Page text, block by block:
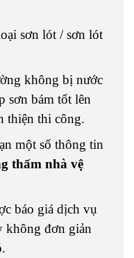
sơn lót / sơn lót
không bị nước
sơn bám tốt lên
thiện thi công.
một số thông tin
thấm nhà vệ
báo giá dịch vụ
không đơn giản